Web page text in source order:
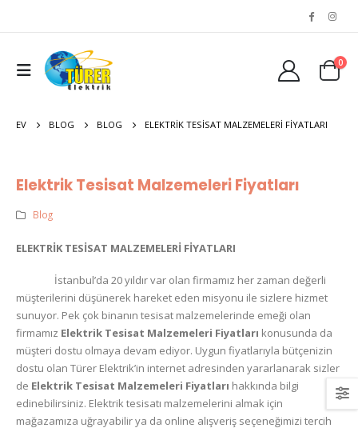
0
EV BLOG BLOG ELEKTRIK TESISAT MALZEMELERI FIYATLARI
Elektrik Tesisat Malzemeleri Fiyatları
Blog
ELEKTRİK TESİSAT MALZEMELERİ FİYATLARI
İstanbul’da 20 yıldır var olan firmamız her zaman değerli
müşterilerini düşünerek hareket eden misyonu ile sizlere hizmet
sunuyor. Pek çok binanın tesisat malzemelerinde emeği olan
firmamız Elektrik Tesisat Malzemeleri Fiyatları konusunda da
müşteri dostu olmaya devam ediyor. Uygun fiyatlarıyla bütçenizin
dostu olan Türer Elektrik’in internet adresinden yararlanarak sizler
de Elektrik Tesisat Malzemeleri Fiyatları hakkında bilgi
edinebilirsiniz. Elektrik tesisatı malzemelerini almak için
mağazamıza uğrayabilir ya da online alışveriş seçeneğimizi tercih